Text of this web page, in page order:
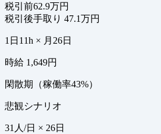
税引前62.9万円
税引後手取り 47.1万円
1日11h × 月26日
時給 1,649円
閑散期（稼働率43%）
悲観シナリオ
31人/日 × 26日